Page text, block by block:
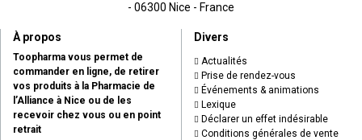
- 06300 Nice - France
À propos
Toopharma vous permet de
commander en ligne, de retirer
vos produits à la Pharmacie de
l’Alliance à Nice ou de les
recevoir chez vous ou en point
retrait
Divers
Actualités
Prise de rendez-vous
Événements & animations
Lexique
Déclarer un effet indésirable
Conditions générales de vente